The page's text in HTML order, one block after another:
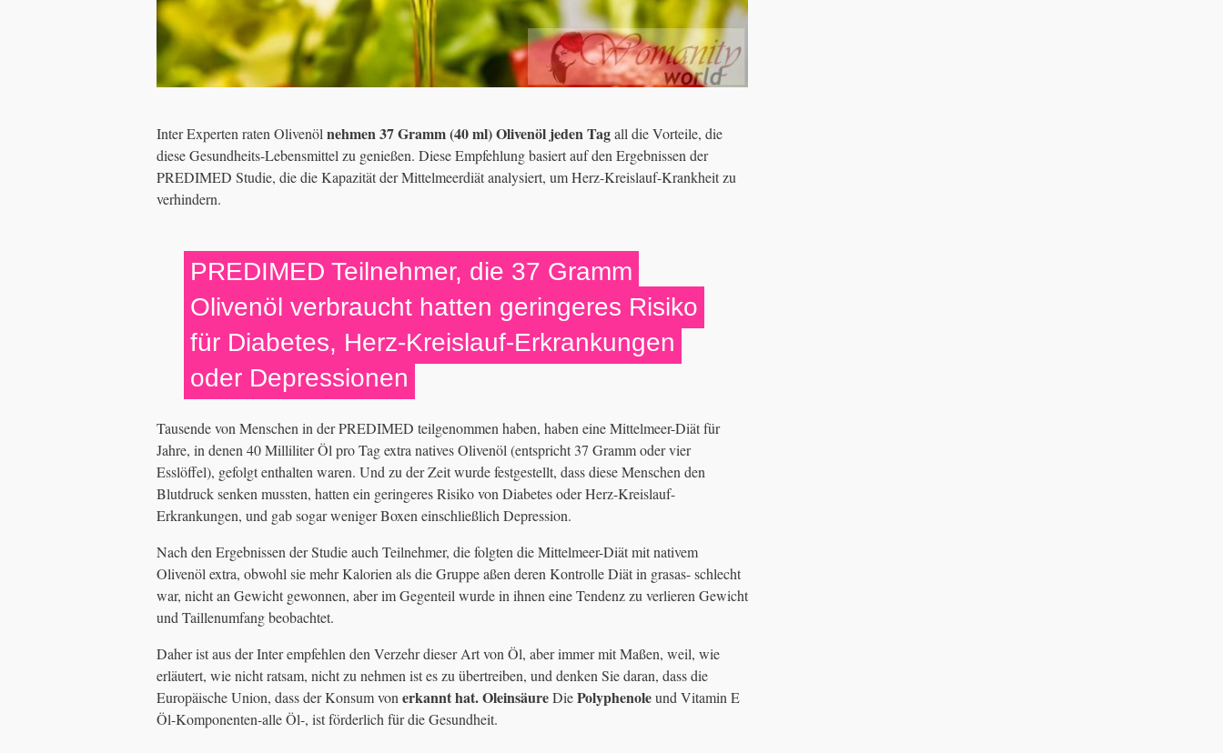
Inter Experten raten Olivenölnehmen 37 Gramm (40 ml) Olivenöl jeden Tagall die Vorteile, die
diese Gesundheits-Lebensmittel zu genießen. Diese Empfehlung basiert auf den Ergebnissen der
PREDIMED Studie, die die Kapazität der Mittelmeerdiät analysiert, um Herz-Kreislauf-Krankheit zu
verhindern.
PREDIMED Teilnehmer, die 37 Gramm
Olivenöl verbraucht hatten geringeres Risiko
für Diabetes, Herz-Kreislauf-Erkrankungen
oder Depressionen
Tausende von Menschen in der PREDIMED teilgenommen haben, haben eine Mittelmeer-Diät für
Jahre, in denen 40 Milliliter Öl pro Tag extra natives Olivenöl (entspricht 37 Gramm oder vier
Esslöffel), gefolgt enthalten waren. Und zu der Zeit wurde festgestellt, dass diese Menschen den
Blutdruck senken mussten, hatten ein geringeres Risiko von Diabetes oder Herz-Kreislauf-
Erkrankungen, und gab sogar weniger Boxen einschließlich Depression.
Nach den Ergebnissen der Studie auch Teilnehmer, die folgten die Mittelmeer-Diät mit nativem
Olivenöl extra, obwohl sie mehr Kalorien als die Gruppe aßen deren Kontrolle Diät in grasas- schlecht
war, nicht an Gewicht gewonnen, aber im Gegenteil wurde in ihnen eine Tendenz zu verlieren Gewicht
und Taillenumfang beobachtet.
Daher ist aus der Inter empfehlen den Verzehr dieser Art von Öl, aber immer mit Maßen, weil, wie
erläutert, wie nicht ratsam, nicht zu nehmen ist es zu übertreiben, und denken Sie daran, dass die
Europäische Union, dass der Konsum vonerkannt hat. OleinsäureDiePolyphenoleund Vitamin E
Öl-Komponenten-alle Öl-, ist förderlich für die Gesundheit.